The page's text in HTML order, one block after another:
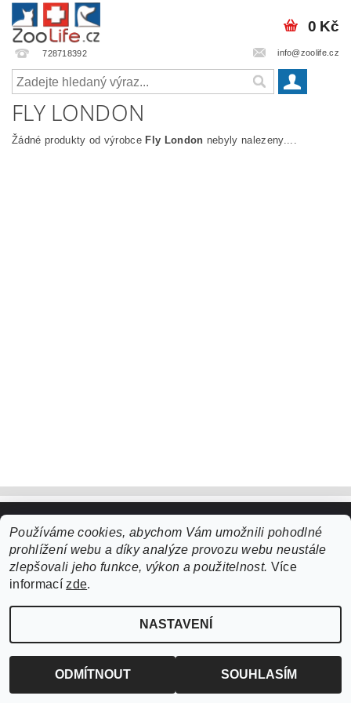
728718392 info@zoolife.cz
0 Kč
FLY LONDON
Žádné produkty od výrobce Fly London nebyly nalezeny....
2026 ©ZooLife.cz, všechna práva vyhrazenaUpravit nastavení cookies
Vytvořil Shoptet
Používáme cookies, abychom Vám umožnili pohodlné
prohlížení webu a díky analýze provozu webu neustále
zlepšovali jeho funkce, výkon a použitelnost. Více
informacízde.
NASTAVENÍ
ODMÍTNOUT SOUHLASÍM